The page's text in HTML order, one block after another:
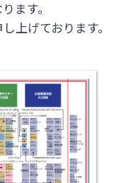
ます。
上げております。